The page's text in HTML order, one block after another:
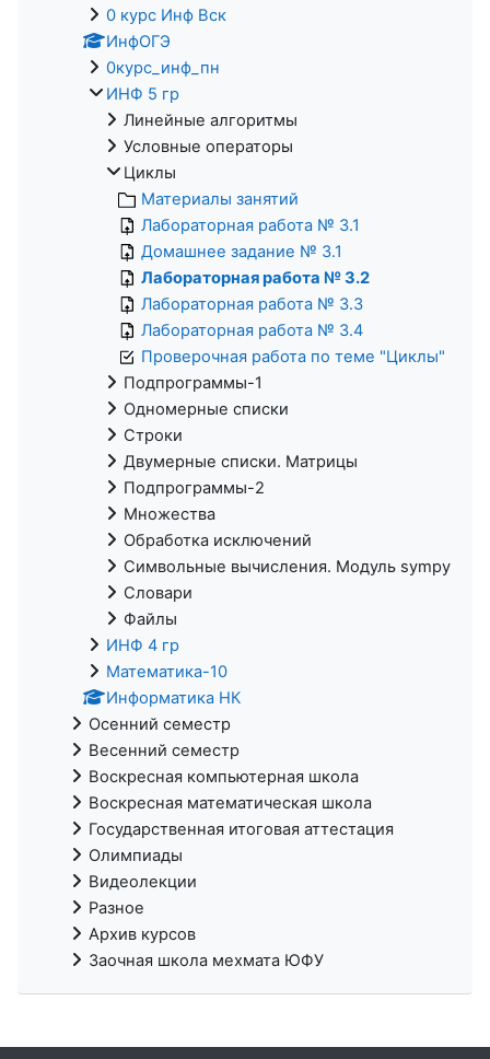
0 курс Инф Вск
ИнфОГЭ
0курс_инф_пн
ИНФ 5 гр
Линейные алгоритмы
Условные операторы
Циклы
Материалы занятий
Лабораторная работа № 3.1
Домашнее задание № 3.1
Лабораторная работа № 3.2
Лабораторная работа № 3.3
Лабораторная работа № 3.4
Проверочная работа по теме "Циклы"
Подпрограммы-1
Одномерные списки
Строки
Двумерные списки. Матрицы
Подпрограммы-2
Множества
Обработка исключений
Символьные вычисления. Модуль sympy
Словари
Файлы
ИНФ 4 гр
Математика-10
Информатика НК
Осенний семестр
Весенний семестр
Воскресная компьютерная школа
Воскресная математическая школа
Государственная итоговая аттестация
Олимпиады
Видеолекции
Разное
Архив курсов
Заочная школа мехмата ЮФУ